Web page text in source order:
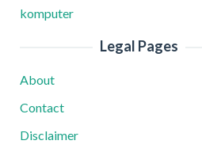
komputer
Legal Pages
About
Contact
Disclaimer